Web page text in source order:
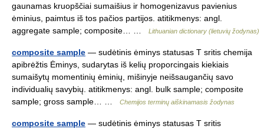
gaunamas kruopščiai sumaišius ir homogenizavus pavienius
ėminius, paimtus iš tos pačios partijos. atitikmenys: angl.
aggregate sample; composite… …
Lithuanian dictionary (lietuvių žodynas)
composite sample — sudėtinis ėminys statusas T sritis chemija
apibrėžtis Ėminys, sudarytas iš kelių proporcingais kiekiais
sumaišytų momentinių ėminių, mišinyje neišsaugančių savo
individualių savybių. atitikmenys: angl. bulk sample; composite
sample; gross sample… …
Chemijos terminų aiškinamasis žodynas
composite sample — sudėtinis ėminys statusas T sritis